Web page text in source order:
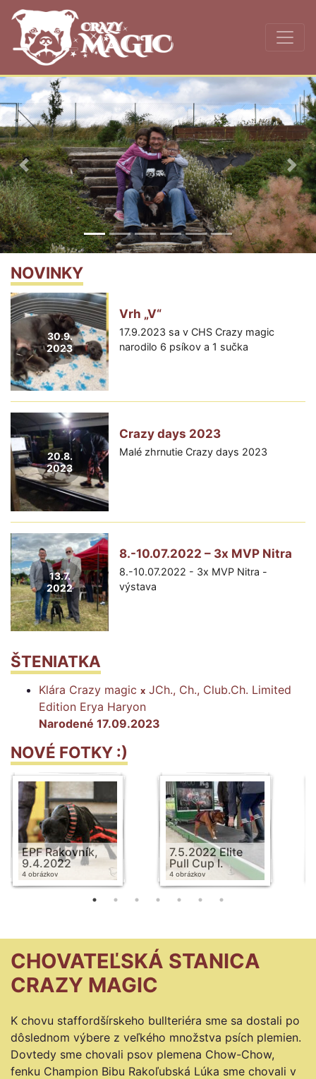
Previous Next
NOVINKY
30.9.
2023
Vrh „V“
17.9.2023 sa v CHS Crazy magic
narodilo 6 psíkov a 1 sučka
20.8.
2023
Crazy days 2023
Malé zhrnutie Crazy days 2023
13.7.
2022
8.-10.07.2022 – 3x MVP Nitra
8.-10.07.2022 - 3x MVP Nitra -
výstava
ŠTENIATKA
Klára Crazy magic x JCh., Ch., Club.Ch. Limited
Edition Erya Haryon
Narodené 17.09.2023
NOVÉ FOTKY :)
EPF Rakovník,
9.4.2022
4 obrázkov
7.5.2022 Elite
Pull Cup I.
4 obrázkov
CHOVATEĽSKÁ STANICA
CRAZY MAGIC
K chovu staffordšírskeho bullteriéra sme sa dostali po
dôslednom výbere z veľkého množstva psích plemien.
Dovtedy sme chovali psov plemena Chow-Chow,
fenku Champion Bibu Rakoľubská Lúka sme chovali v